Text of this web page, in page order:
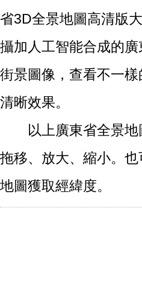
省3D全景地圖高清版
攝加人工智能合成的
街景圖像，查看不一
清晰效果。
以上廣東省全景
拖移、放大、縮小。
地圖獲取經緯度。